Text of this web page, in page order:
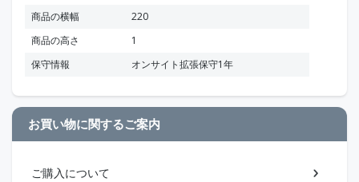
商品の横幅
220
商品の高さ
1
保守情報
オンサイト拡張保守1年
お買い物に関するご案内
ご購入について